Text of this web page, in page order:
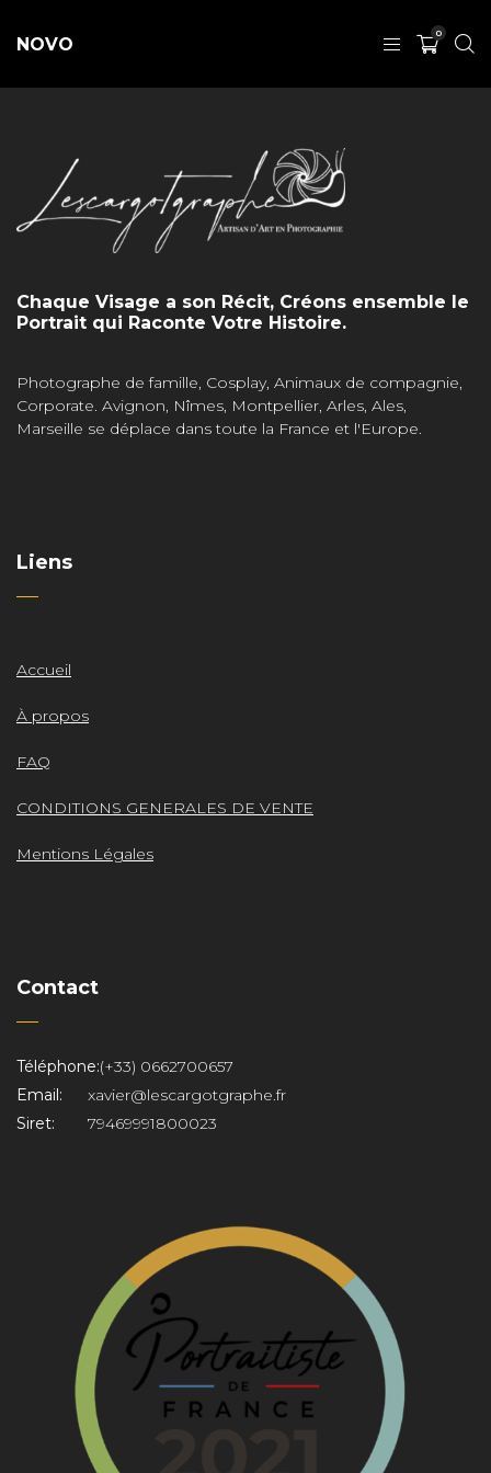
NOVO
0
Chaque Visage a son Récit, Créons ensemble le
Portrait qui Raconte Votre Histoire.
Photographe de famille, Cosplay, Animaux de compagnie,
Corporate. Avignon, Nîmes, Montpellier, Arles, Ales,
Marseille se déplace dans toute la France et l'Europe.
Liens
Accueil
À propos
FAQ
CONDITIONS GENERALES DE VENTE
Mentions Légales
Contact
Téléphone:(+33) 0662700657
Email:
xavier@lescargotgraphe.fr
Siret:
79469991800023